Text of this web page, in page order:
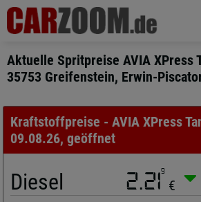
Aktuelle Spritpreise AVIA XPress
35753 Greifenstein, Erwin-
Kraftstoffpreise - AVIA XPress
09.08.26, geöffnet
Diesel 2.219
€